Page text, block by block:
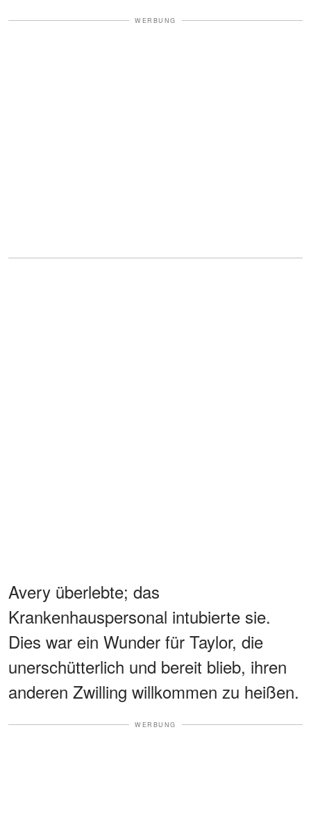
WERBUNG
Avery überlebte; das
Krankenhauspersonal intubierte sie.
Dies war ein Wunder für Taylor, die
unerschütterlich und bereit blieb, ihren
anderen Zwilling willkommen zu heißen.
WERBUNG